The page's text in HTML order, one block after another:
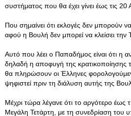
συστήματος που θα έχει γίνει έως τις 20
Που σημαίνει ότι εκλογές δεν μπορούν
αφού η Βουλή δεν μπορεί να κλείσει την
Αυτό που λέει ο Παπαδήμος είναι ότι η
δηλαδή η αποφυγή της κρατικοποίησης
θα πληρώσουν οι Έλληνες
ψηφιστεί πριν τη διάλυση αυτής της
Μέχρι τώρα λέγανε ότι το αργότερο έως
Μεγάλη Τετάρτη, με τη συνεδρίαση του